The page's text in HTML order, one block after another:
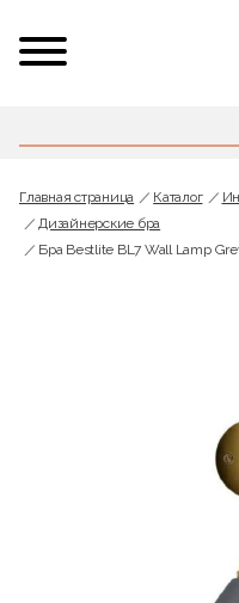
Главная страница Каталог
Дизайнерские бра
Бра Bestlite BL7 Wall Lamp